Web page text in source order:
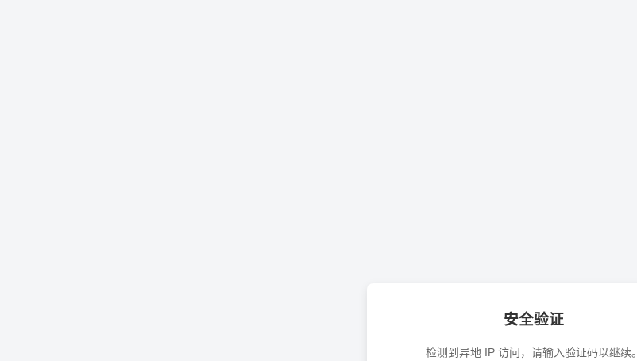
安全验证
检测到异地 IP 访问，请输入验证码以继续。